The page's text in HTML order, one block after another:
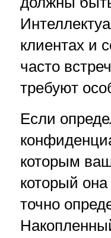
клиентах и
часто
требуют
Если
которым
который
точно